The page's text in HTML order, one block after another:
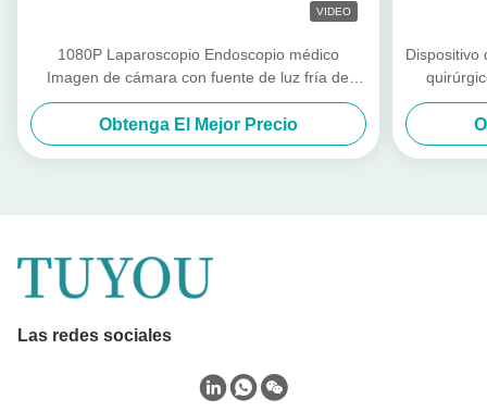
VIDEO
1080P Laparoscopio Endoscopio médico
Imagen de cámara con fuente de luz fría de
100W
Obtenga El Mejor Precio
Dispositivo
Las redes sociales